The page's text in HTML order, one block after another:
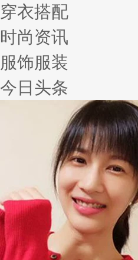
穿衣搭配
时尚资讯
服饰服装
今日头条